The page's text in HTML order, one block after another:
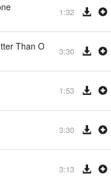
1:32
Than One 3:30
1:53
3:30
3:13